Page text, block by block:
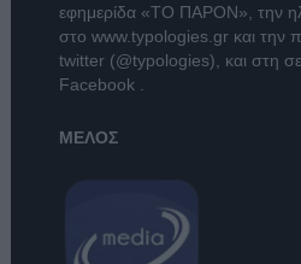
εφημερίδα «ΤΟ ΠΑΡΟΝ» , την
στο www.typologies.grκαι την
twitter (@typologies) , και στη
Facebook
ΜΕΛΟΣ